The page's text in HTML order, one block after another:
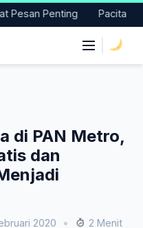
Penting Pacitan
di PAN Metro,
dan
2020 •
2 Menit